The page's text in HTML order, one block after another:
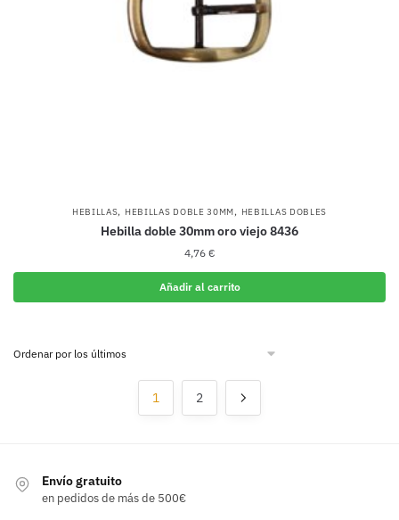
HEBILLAS, HEBILLAS DOBLE 30MM, HEBILLAS DOBLES
Hebilla doble 30mm oro viejo 8436
4,76 €
Añadir al carrito
1 2
Envío gratuito
en pedidos de más de 500€